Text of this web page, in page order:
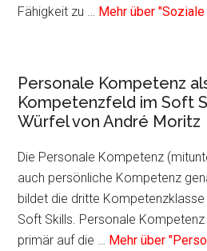
von
Fähigkeit zu … Mehr über
Personale Kompetenz
Kompetenzfeld im Soft
Würfel von André Moritz
Die Personale Kompetenz
auch persönliche Kompetenz
bildet die dritte
Soft Skills. Personale
primär auf die … Mehr über